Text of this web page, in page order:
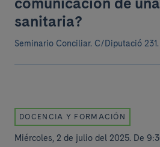
sanitaria?
Seminario Conciliar. C/Diputació
DOCENCIA Y FORMACIÓN
Miércoles, 2 de julio del 2025. De